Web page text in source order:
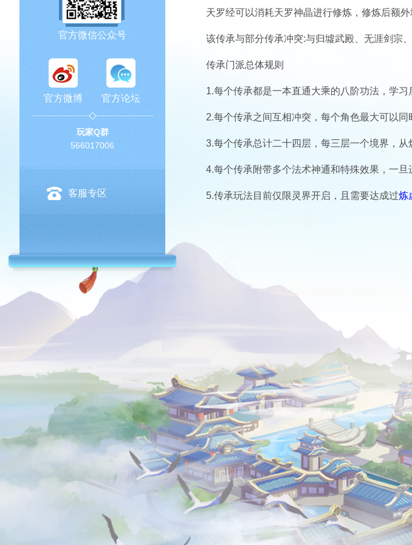
官方微信公众号
官方微博 官方论坛
玩家Q群
566017006
客服专区
天罗经可以消耗天罗神晶进行修炼，修炼后额
该传承与部分传承冲突:与归墟武殿、无涯剑宗
传承门派总体规则
1.每个传承都是一本直通大乘的八阶功法，学习
2.每个传承之间互相冲突，每个角色最大可以
3.每个传承总计二十四层，每三层一个境界，
4.每个传承附带多个法术神通和特殊效果，一
5.传承玩法目前仅限灵界开启，且需要达成过炼